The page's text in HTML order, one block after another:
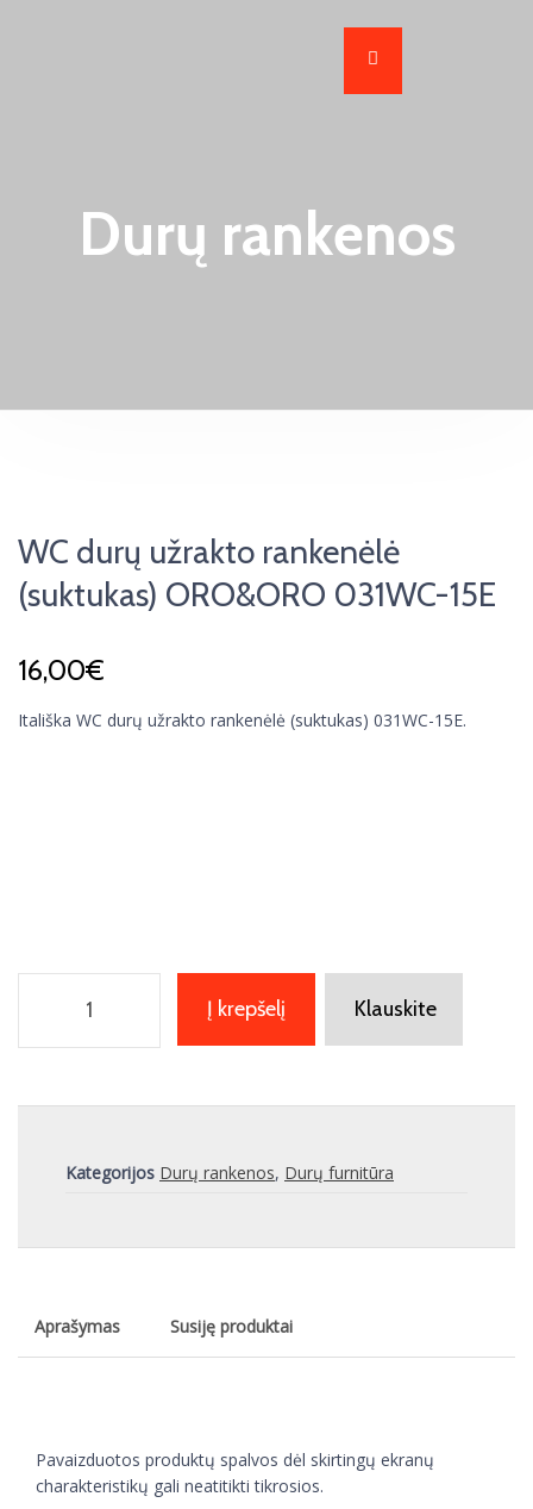
Durų rankenos
WC durų užrakto rankenėlė
(suktukas) ORO&ORO 031WC-15E
16,00€
Itališka WC durų užrakto rankenėlė (suktukas) 031WC-15E.
Į krepšelį Klauskite
Kategorijos Durų rankenos, Durų furnitūra
Aprašymas Susiję produktai
Pavaizduotos produktų spalvos dėl skirtingų ekranų
charakteristikų gali neatitikti tikrosios.